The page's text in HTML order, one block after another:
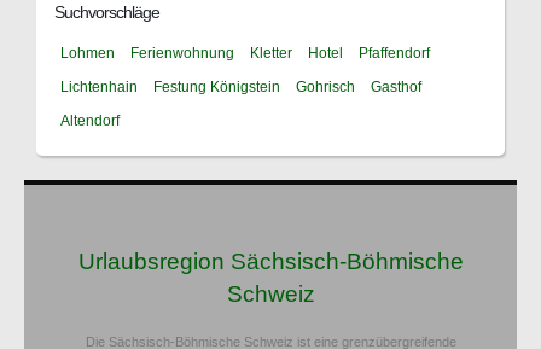
Suchvorschläge
Lohmen Ferienwohnung Kletter Hotel
Pfaffendorf
Lichtenhain
Festung Königstein Gohrisch
Gasthof
Altendorf
Urlaubsregion Sächsisch-Böhmische
Schweiz
Die Sächsisch-Böhmische Schweiz ist eine grenzübergreifende